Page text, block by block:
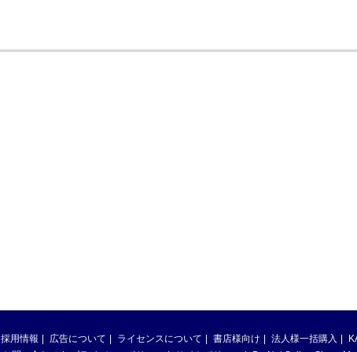
採用情報 広告について ライセンスについて 書店様向け 法人様一括購入